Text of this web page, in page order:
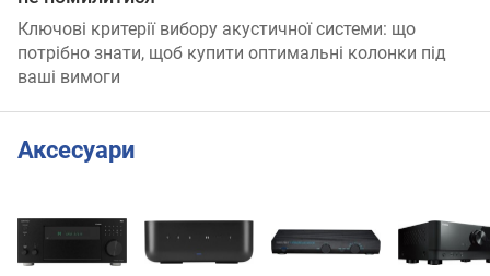
Ключові критерії вибору акустичної системи: що
потрібно знати, щоб купити оптимальні колонки під
ваші вимоги
Аксесуари